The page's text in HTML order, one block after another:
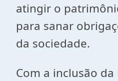
atingir o
para sanar
da sociedade.
Com a inclusão da